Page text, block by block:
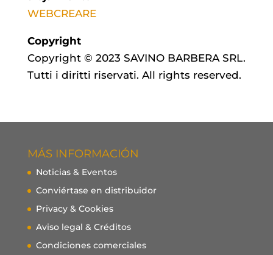
WEBCREARE
Copyright
Copyright © 2023 SAVINO BARBERA SRL.
Tutti i diritti riservati. All rights reserved.
MÁS INFORMACIÓN
Noticias & Eventos
Conviértase en distribuidor
Privacy & Cookies
Aviso legal & Créditos
Condiciones comerciales